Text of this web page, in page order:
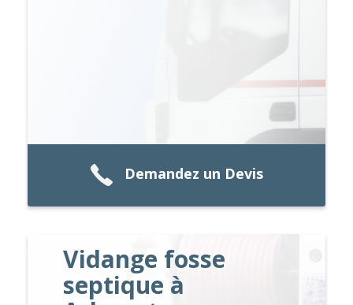
Demandez un Devis
Vidange fosse
septique à